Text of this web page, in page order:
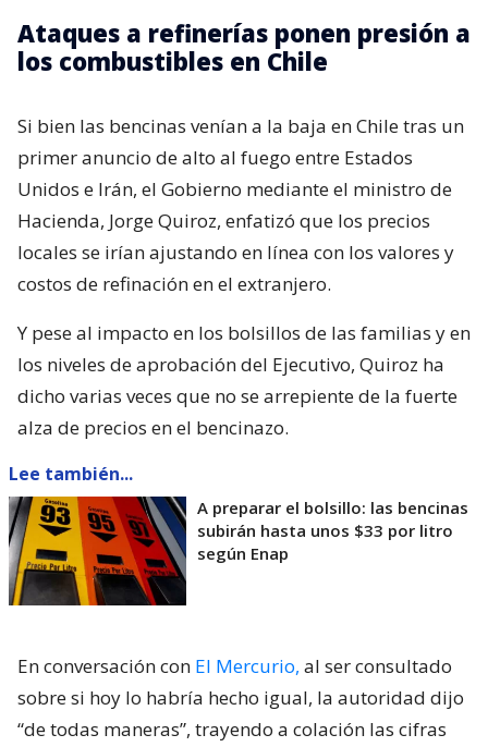
Ataques a refinerías ponen presión a
los combustibles en Chile
Si bien las bencinas venían a la baja en Chile tras un
primer anuncio de alto al fuego entre Estados
Unidos e Irán, el Gobierno mediante el ministro de
Hacienda, Jorge Quiroz, enfatizó que los precios
locales se irían ajustando en línea con los valores y
costos de refinación en el extranjero.
Y pese al impacto en los bolsillos de las familias y en
los niveles de aprobación del Ejecutivo, Quiroz ha
dicho varias veces que no se arrepiente de la fuerte
alza de precios en el bencinazo.
Lee también...
A preparar el bolsillo: las bencinas
subirán hasta unos $33 por litro
según Enap
En conversación con El Mercurio, al ser consultado
sobre si hoy lo habría hecho igual, la autoridad dijo
“de todas maneras”, trayendo a colación las cifras